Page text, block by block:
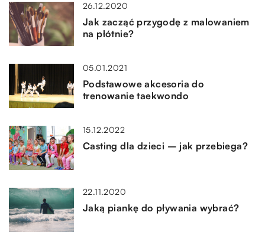
26.12.2020
Jak zacząć przygodę z malowaniem
na płótnie?
05.01.2021
Podstawowe akcesoria do
trenowanie taekwondo
15.12.2022
Casting dla dzieci – jak przebiega?
22.11.2020
Jaką piankę do pływania wybrać?